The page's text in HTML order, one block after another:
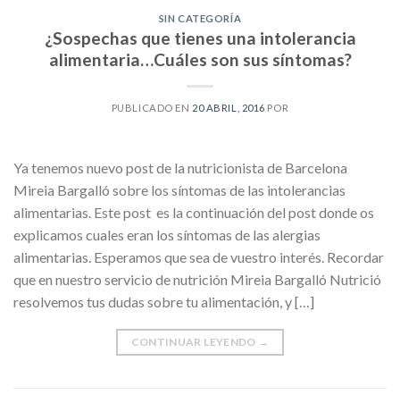
SIN CATEGORÍA
¿Sospechas que tienes una intolerancia
alimentaria…Cuáles son sus síntomas?
PUBLICADO EN 20 ABRIL, 2016 POR
Ya tenemos nuevo post de la nutricionista de Barcelona
Mireia Bargalló sobre los síntomas de las intolerancias
alimentarias. Este post es la continuación del post donde os
explicamos cuales eran los síntomas de las alergias
alimentarias. Esperamos que sea de vuestro interés. Recordar
que en nuestro servicio de nutrición Mireia Bargalló Nutrició
resolvemos tus dudas sobre tu alimentación, y […]
CONTINUAR LEYENDO →